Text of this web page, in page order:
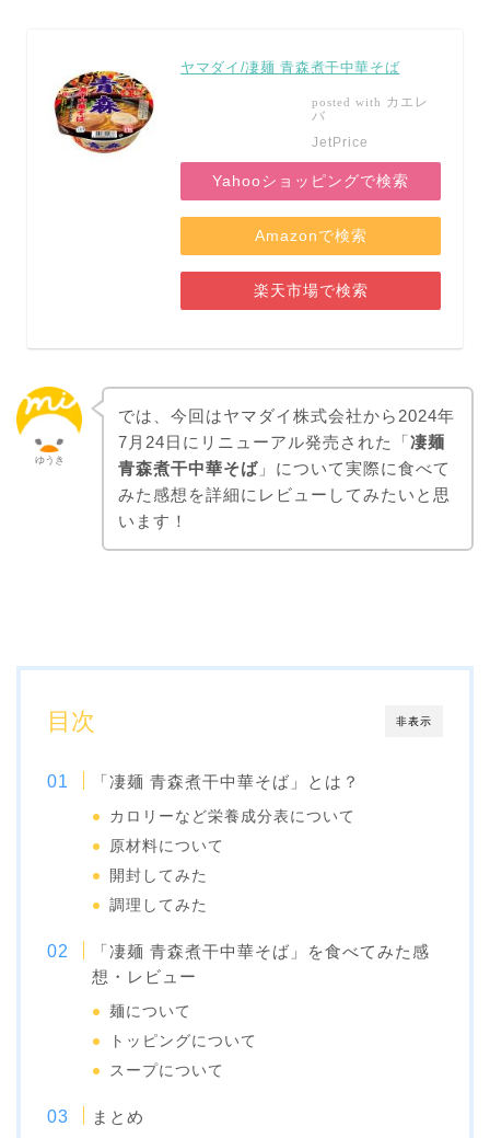
ヤマダイ/凄麺 青森煮干中華そば
posted with カエレ
バ
JetPrice
Yahooショッピングで検索
Amazonで検索
楽天市場で検索
ゆうき
では、今回はヤマダイ株式会社から2024年
7月24日にリニューアル発売された「凄麺
青森煮干中華そば」について実際に食べて
みた感想を詳細にレビューしてみたいと思
います！
非表示
目次
「凄麺 青森煮干中華そば」とは？
カロリーなど栄養成分表について
原材料について
開封してみた
調理してみた
「凄麺 青森煮干中華そば」を食べてみた感
想・レビュー
麺について
トッピングについて
スープについて
まとめ